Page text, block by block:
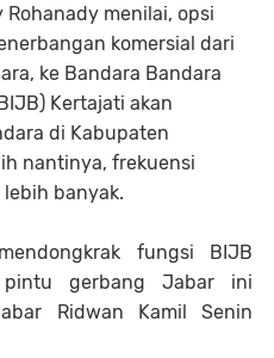
Rohanady menilai, opsi
komersial dari
ke Bandara Bandara
Kertajati akan
di Kabupaten
nantinya, frekuensi
banyak.
fungsi BIJB
gerbang Jabar ini
Ridwan Kamil Senin